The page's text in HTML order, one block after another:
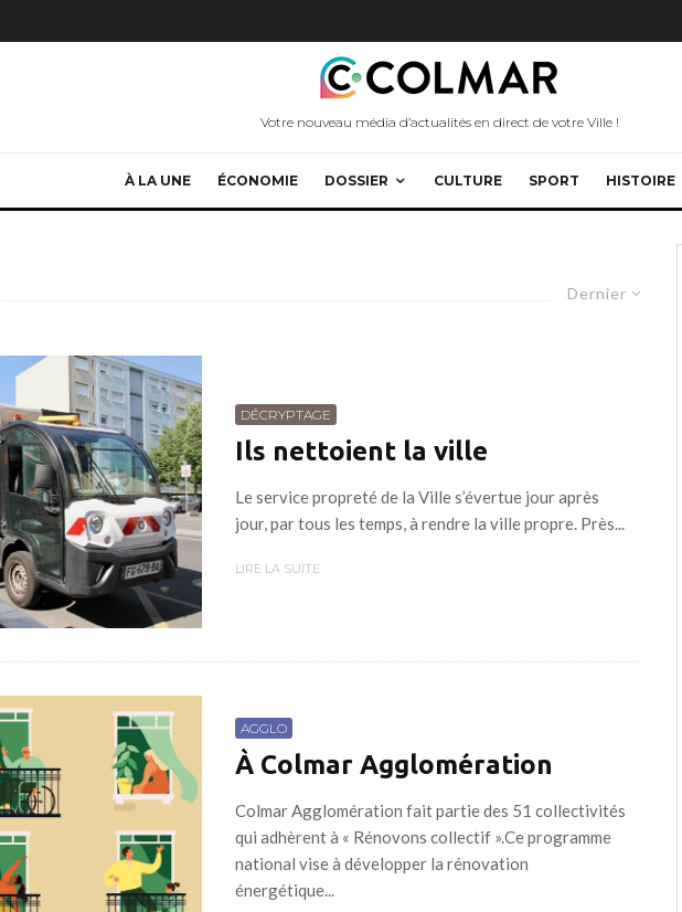
Votre nouveau média d’actualités en direct de votre Ville !
À LA UNE ÉCONOMIE DOSSIER CULTURE SPORT HISTOIRE
Dernier
DÉCRYPTAGE
Ils nettoient la ville
Le service propreté de la Ville s’évertue jour après
jour, par tous les temps, à rendre la ville propre. Près...
LIRE LA SUITE
AGGLO
À Colmar Agglomération
Colmar Agglomération fait partie des 51 collectivités
qui adhèrent à « Rénovons collectif ».Ce programme
national vise à développer la rénovation
énergétique...